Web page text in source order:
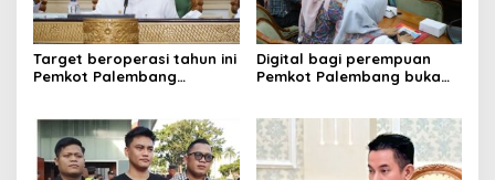
Target beroperasi tahun ini
Pemkot Palembang
Digital bagi perempuan
Pemkot Palembang buka